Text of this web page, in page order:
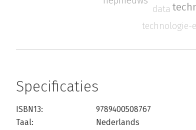
data
technologie-
Specificaties
ISBN13:
9789400508767
Taal:
Nederlands